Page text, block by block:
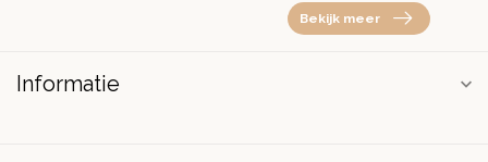
Bekijk meer
Informatie